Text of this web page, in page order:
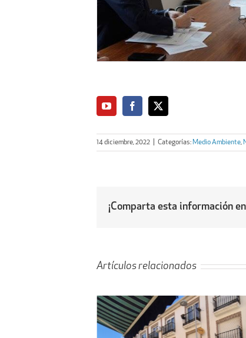
14 diciembre, 2022 Categorías: Medio Ambiente,
¡Comparta esta información
Artículos relacionados